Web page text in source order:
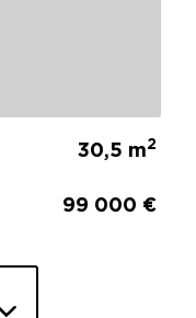
30,5 m2
99 000 €